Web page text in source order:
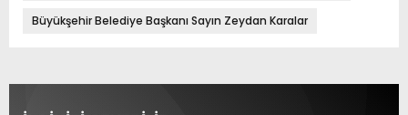
Büyükşehir Belediye Başkanı Sayın Zeydan Karalar